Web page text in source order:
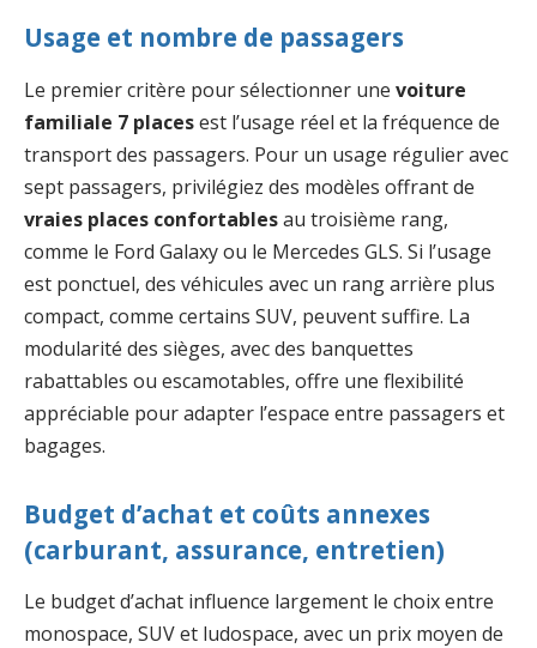
Usage et nombre de passagers
Le premier critère pour sélectionner une voiture
familiale 7 placesest l’usage réel et la fréquence de
transport des passagers. Pour un usage régulier avec
sept passagers, privilégiez des modèles offrant de
vraies places confortablesau troisième rang,
comme le Ford Galaxy ou le Mercedes GLS. Si l’usage
est ponctuel, des véhicules avec un rang arrière plus
compact, comme certains SUV, peuvent suffire. La
modularité des sièges, avec des banquettes
rabattables ou escamotables, offre une flexibilité
appréciable pour adapter l’espace entre passagers et
bagages.
Budget d’achat et coûts annexes
(carburant, assurance, entretien)
Le budget d’achat influence largement le choix entre
monospace, SUV et ludospace, avec un prix moyen de